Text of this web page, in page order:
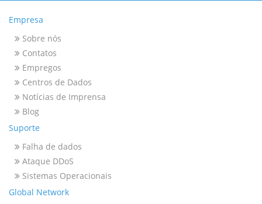
Empresa
Sobre nós
Contatos
Empregos
Centros de Dados
Notícias de Imprensa
Blog
Suporte
Falha de dados
Ataque DDoS
Sistemas Operacionais
Global Network